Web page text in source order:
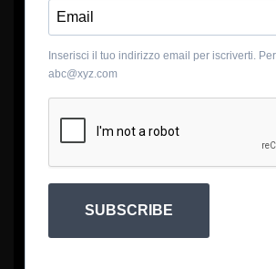
Inserisci il tuo indirizzo email per iscriverti.
abc@xyz.com
SUBSCRIBE